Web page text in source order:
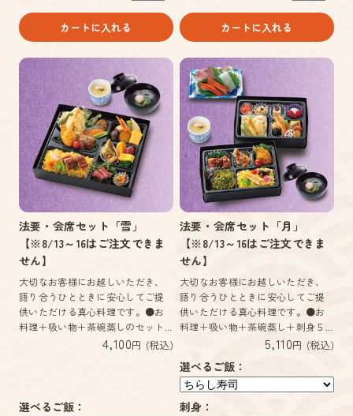
カートに入れる カートに入れる
法要・会席セット「雪」
【※8/13～16はご注文できま
せん】
大切なお客様にお越しいただき、
語り合うひとときに安心してご提
供いただける真心料理です。●お
料理＋吸い物＋茶碗蒸しのセット...
4,100円 (税込)
選べるご飯：
法要・会席セット「月」
【※8/13～16はご注文できま
せん】
大切なお客様にお越しいただき、
語り合うひとときに安心してご提
供いただける真心料理です。●お
料理＋吸い物＋茶碗蒸し＋刺身５...
5,110円 (税込)
選べるご飯：
刺身：